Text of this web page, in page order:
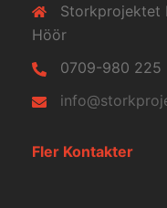
Storkprojektet
Höör
0709-980 225
Fler Kontakter